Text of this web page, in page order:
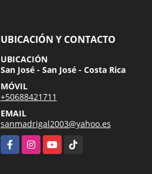
UBICACIÓN Y CONTACTO
UBICACIÓN
San José - San José - Costa Rica
MÓVIL
+50688421711
EMAIL
sanmadrigal2003@yahoo.es
FacebookInstagramYouTubeTikTok